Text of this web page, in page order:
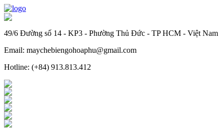
49/6 Đường số 14 - KP3 - Phường Thủ Đức - TP HCM - Việt Nam
Email: maychebiengohoaphu@gmail.com
Hotline: (+84) 913.813.412